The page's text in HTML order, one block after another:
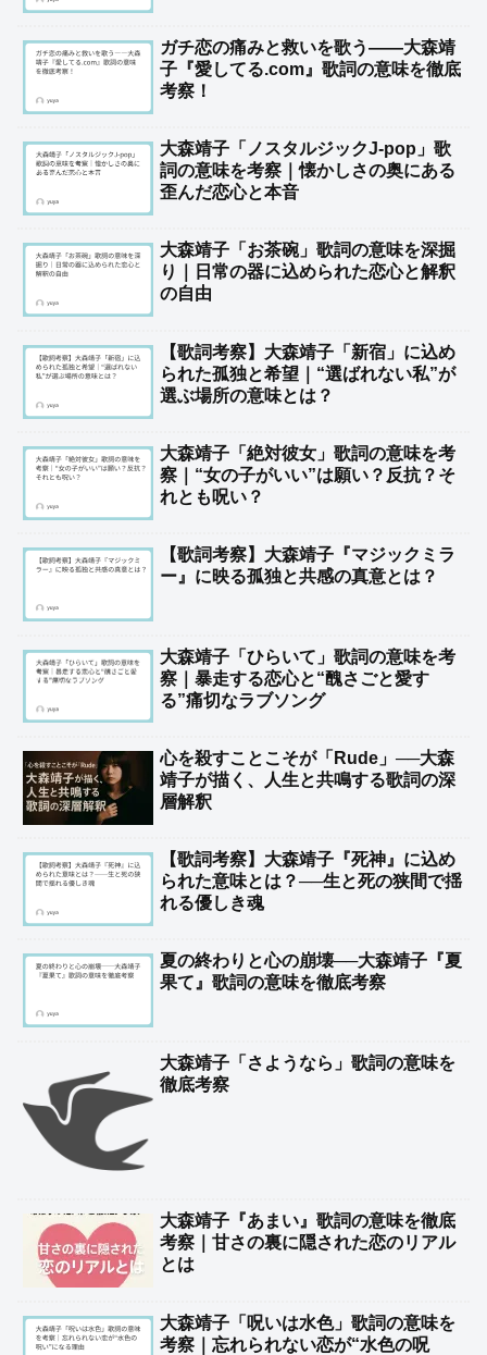
ガチ恋の痛みと救いを歌う――大森靖
子『愛してる.com』歌詞の意味を徹底
考察！
大森靖子「ノスタルジックJ-pop」歌
詞の意味を考察｜懐かしさの奥にある
歪んだ恋心と本音
大森靖子「お茶碗」歌詞の意味を深掘
り｜日常の器に込められた恋心と解釈
の自由
【歌詞考察】大森靖子「新宿」に込め
られた孤独と希望｜“選ばれない私”が
選ぶ場所の意味とは？
大森靖子「絶対彼女」歌詞の意味を考
察｜“女の子がいい”は願い？反抗？そ
れとも呪い？
【歌詞考察】大森靖子『マジックミラ
ー』に映る孤独と共感の真意とは？
大森靖子「ひらいて」歌詞の意味を考
察｜暴走する恋心と“醜さごと愛す
る”痛切なラブソング
心を殺すことこそが「Rude」──大森
靖子が描く、人生と共鳴する歌詞の深
層解釈
【歌詞考察】大森靖子『死神』に込め
られた意味とは？──生と死の狭間で揺
れる優しき魂
夏の終わりと心の崩壊──大森靖子『夏
果て』歌詞の意味を徹底考察
大森靖子「さようなら」歌詞の意味を
徹底考察
大森靖子『あまい』歌詞の意味を徹底
考察｜甘さの裏に隠された恋のリアル
とは
大森靖子「呪いは水色」歌詞の意味を
考察｜忘れられない恋が“水色の呪